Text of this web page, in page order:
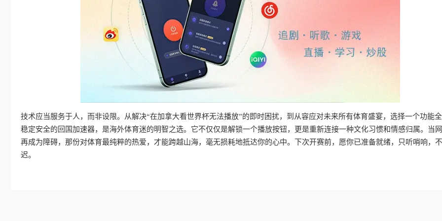
技术应当服务于人，而非设限。从解决“在加拿大看世界杯无法播放”的即时困扰，到从容应对未来所有体育盛宴，选择一个功能全
稳定安全的回国加速器，是海外体育迷的明智之选。它不仅仅是解锁一个播放按钮，更是重新连接一种文化习惯和情感归属。当
再成为障碍，那份对体育最纯粹的热爱，才能跨越山海，毫无损耗地抵达你的心中。下次开赛前，愿你已准备就绪，只听哨响，
迟。